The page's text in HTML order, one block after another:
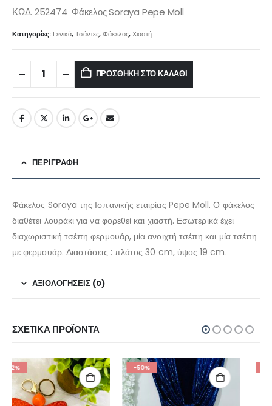
ΚΩΔ. 252474 Φάκελος Soraya Pepe Moll
Κατηγορίες: Γενικά,Τσάντες,Φάκελος,Χιαστή
ΠΡΟΣΘΉΚΗ ΣΤΟ ΚΑΛΆΘΙ
ΠΕΡΙΓΡΑΦΉ
Φάκελος Soraya της Ισπανικής εταιρίας Pepe Moll. Ο φάκελος
διαθέτει λουράκι για να φορεθεί και χιαστή. Εσωτερικά έχει
διαχωριστική τσέπη φερμουάρ, μία ανοιχτή τσέπη και μία τσέπη
με φερμουάρ. Διαστάσεις : πλάτος 30 cm, ύψος 19 cm.
ΑΞΙΟΛΟΓΉΣΕΙΣ (0)
ΣΧΕΤΙΚΆ ΠΡΟΪΌΝΤΑ
-30%